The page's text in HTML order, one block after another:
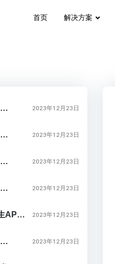
首页 解决方案
教育知识付费开源系统【教育知识付费开源系统知识付费系统系统怎么制作，知识付费系统搭建使用教程】 2023年12月23日
知识付费系统架构【知识付费系统架构知识付费系统系统怎么制作，知识付费系统搭建使用教程】 2023年12月23日
壹创堂知识付费系统【壹创堂知识付费系统知识付费系统系统怎么制作，知识付费系统搭建使用教程】 2023年12月23日
南京知识付费系统公司【南京知识付费系统公司知识付费系统系统怎么制作，知识付费系统搭建使用教程】 2023年12月23日
付费知识源码-原生APP开发- [30+开发团队]【付费知识源码-原生APP开发- [30+开发团队]知识付费系统系统怎么制作，知识付费系统搭建使用教程】 2023年12月23日
知识付费专栏变现系统【知识付费专栏变现系统知识付费系统系统怎么制作，知识付费系统搭建使用教程】 2023年12月23日